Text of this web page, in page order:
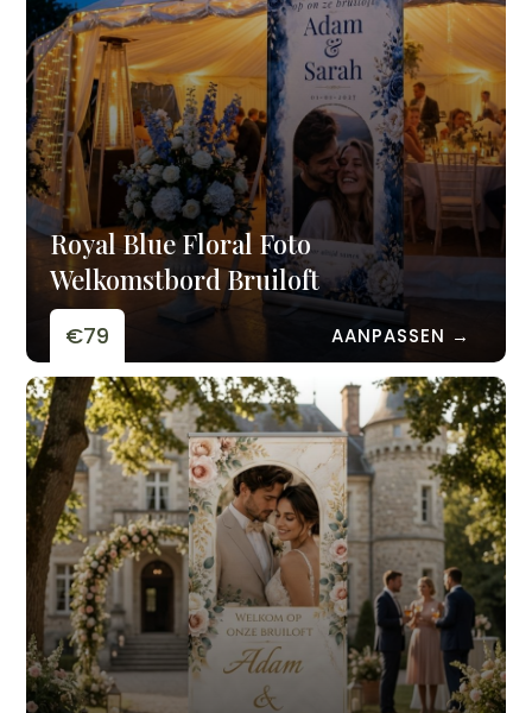
Royal Blue Floral Foto
Welkomstbord Bruiloft
€79 AANPASSEN →